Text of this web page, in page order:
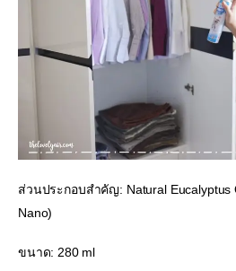
ส่วนประกอบสำคัญ: Natural Eucalyptus
Nano)
ขนาด: 280 ml